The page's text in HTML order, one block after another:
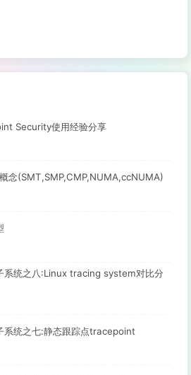
Security使用经验分享
念(SMT,SMP,CMP,NUMA,ccNUMA)
系统之八:Linux tracing system对比分
系统之七:静态跟踪点tracepoint